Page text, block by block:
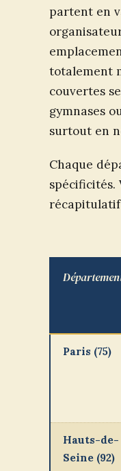
partent en
totalement
couvertes
gymnases
surtout en
Chaque
spécificités.
Paris (75)
Hauts-de-
Seine (92)